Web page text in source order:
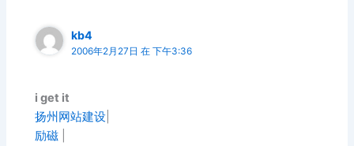
kb4
2006年2月27日 在 下午3:36
i get it
扬州网站建设
励磁